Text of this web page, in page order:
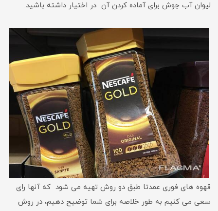
لیوان آب جوش برای آماده کردن آن در اختیار داشته باشید.
قهوه های فوری عمدتا طبق دو روش تهیه می شود که آنها رای
سعی می کنیم به طور خلاصه برای شما توضیح دهیم، در روش